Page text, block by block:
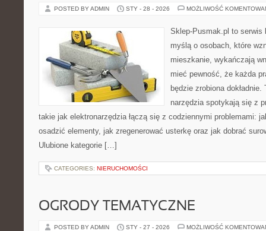
POSTED BY ADMIN STY - 28 - 2026 MOŻLIWOŚĆ
Sklep-Pusmak.pl to serwis
myślą o osobach, które
mieszkanie, wykańczają
mieć pewność, że każda
będzie zrobiona
narzędzia spotykają się z
takie jak elektronarzędzia łączą się z codziennymi problemami:
osadzić elementy, jak zregenerować usterkę oraz jak dobrać
Ulubione kategorie […]
CATEGORIES: NIERUCHOMOŚCI
OGRODY TEMATYCZNE
POSTED BY ADMIN STY - 27 - 2026 MOŻLIWOŚĆ